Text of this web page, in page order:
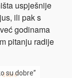
uspješnije
ili pak s
godinama
pitanju radije
su dobre”